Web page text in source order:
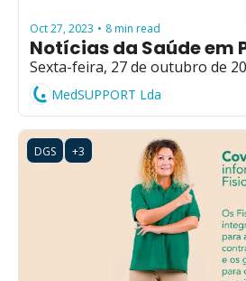
Oct 27, 2023 • 8 min read
Notícias da Saúde em
Sexta-feira, 27 de outubro de
MedSUPPORT Lda
DGS +3